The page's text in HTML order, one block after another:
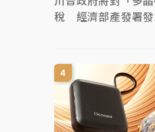
稅 經濟部產發署發